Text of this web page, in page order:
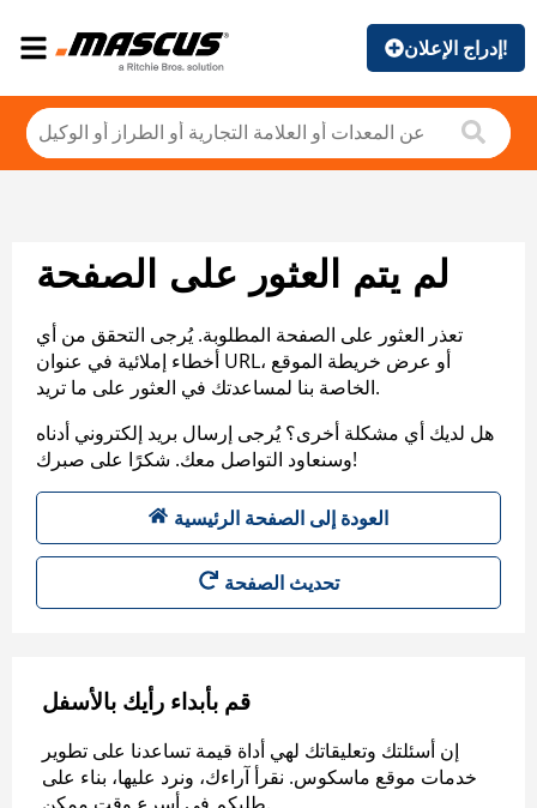
إدراج الإعلان!
لم يتم العثور على الصفحة
تعذر العثور على الصفحة المطلوبة. يُرجى التحقق من أي
أخطاء إملائية في عنوان URL، أو عرض خريطة الموقع
الخاصة بنا لمساعدتك في العثور على ما تريد.
هل لديك أي مشكلة أخرى؟ يُرجى إرسال بريد إلكتروني أدناه
وسنعاود التواصل معك. شكرًا على صبرك!
العودة إلى الصفحة الرئيسية
تحديث الصفحة
قم بأبداء رأيك بالأسفل
إن أسئلتك وتعليقاتك لهي أداة قيمة تساعدنا على تطوير
خدمات موقع ماسكوس. نقرأ آراءك، ونرد عليها، بناء على